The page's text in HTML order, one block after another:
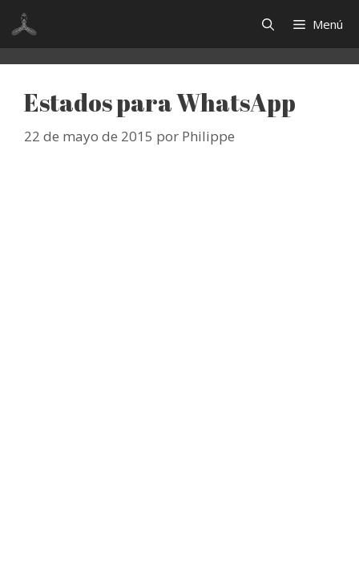
Saltar
contenido
Menú
Estados para WhatsApp
22 de mayo de 2015 por Philippe